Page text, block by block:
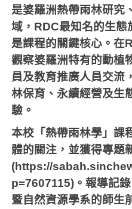
是婆羅洲熱帶雨林研究
域，RDC最知名的生態
是課程的關鍵核心。在
觀察婆羅洲特有的動植
員及教育推廣人員交流
林保育、永續經營及生
驗。
本校「熱帶雨林學」課
體的關注，並獲得專題
(https://
p=7607115)。報導記
暨自然資源學系的師生